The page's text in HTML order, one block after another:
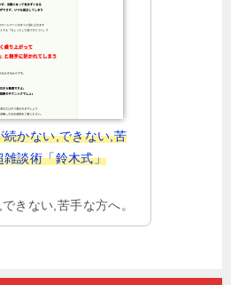
続かない,できない,苦
雑談術「鈴木式」
きない,苦手な方へ。